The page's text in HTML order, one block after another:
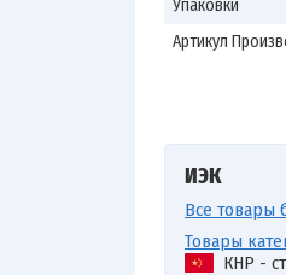
Упаковки
Артикул
ИЭК
Все товары
Товары
КНР -